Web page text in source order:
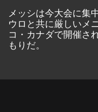
メッシは今大会に集
ウロと共に厳しいメ
コ・カナダで開催さ
もりだ。